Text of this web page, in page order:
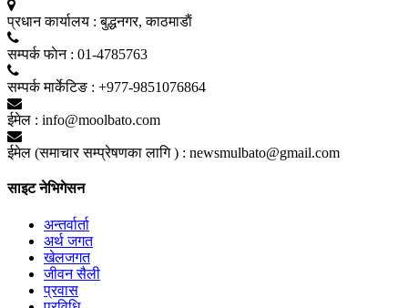
प्रधान कार्यालय : बुद्धनगर, काठमाडाैं
सम्पर्क फाेन : 01-4785763
सम्पर्क मार्केटिङ : +977-9851076864
ईमेल : info@moolbato.com
ईमेल (समाचार सम्प्रेषणका लागि ) : newsmulbato@gmail.com
साइट नेभिगेसन
अन्तर्वार्ता
अर्थ जगत
खेलजगत
जीवन सैली
प्रवास